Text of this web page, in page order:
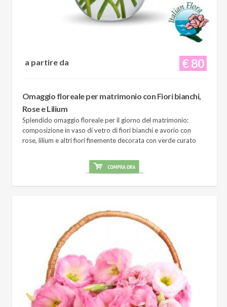
€ 80
a partire da
Omaggio floreale per matrimonio con Fiori bianchi,
Rose e Lilium
Splendido omaggio floreale per il giorno del matrimonio:
composizione in vaso di vetro di fiori bianchi e avorio con
rose, lilium e altri fiori finemente decorata con verde curato